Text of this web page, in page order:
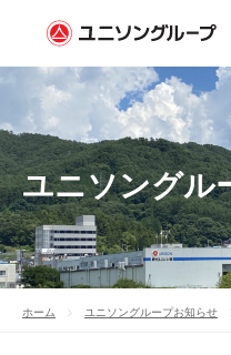
ユニソングル
ホーム ユニソングループお知らせ